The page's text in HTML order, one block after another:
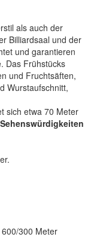
als auch der
Billiardsaal und der
und garantieren
Das Frühstücks
und Fruchtsäften,
Wurstaufschnitt,
sich etwa 70 Meter
300 Meter